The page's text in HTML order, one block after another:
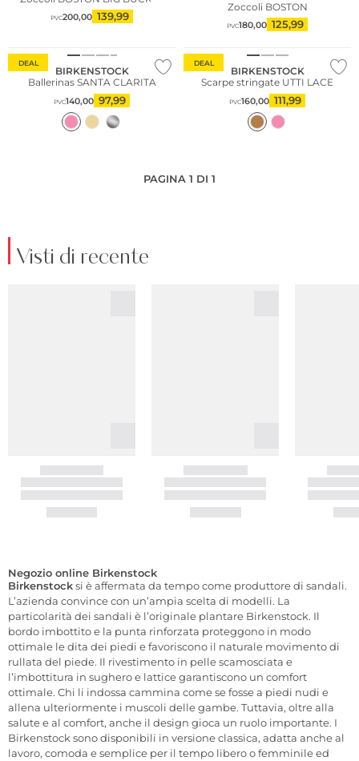
PVC200,00 139,99
Zoccoli BOSTON
PVC180,00 125,99
DEAL
BIRKENSTOCK
Ballerinas SANTA CLARITA
PVC140,00 97,99
DEAL
BIRKENSTOCK
Scarpe stringate UTTI LACE
PVC160,00 111,99
PAGINA 1 DI 1
Visti di recente
Negozio online Birkenstock
Birkenstocksi è affermata da tempo come produttore di sandali.
L’azienda convince con un’ampia scelta di modelli. La
particolarità dei sandali è l’originale plantare Birkenstock. Il
bordo imbottito e la punta rinforzata proteggono in modo
ottimale le dita dei piedi e favoriscono il naturale movimento di
rullata del piede. Il rivestimento in pelle scamosciata e
l’imbottitura in sughero e lattice garantiscono un comfort
ottimale. Chi li indossa cammina come se fosse a piedi nudi e
allena ulteriormente i muscoli delle gambe. Tuttavia, oltre alla
salute e al comfort, anche il design gioca un ruolo importante. I
Birkenstock sono disponibili in versione classica, adatta anche al
lavoro, comoda e semplice per il tempo libero o femminile ed